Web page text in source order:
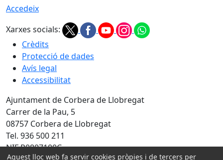
Accedeix
Xarxes socials:
Crèdits
Protecció de dades
Avís legal
Accessibilitat
Ajuntament de Corbera de Llobregat
Carrer de la Pau, 5
08757 Corbera de Llobregat
Tel. 936 500 211
NIF P0807100C
Aquest lloc web fa servir cookies pròpies i de tercers per